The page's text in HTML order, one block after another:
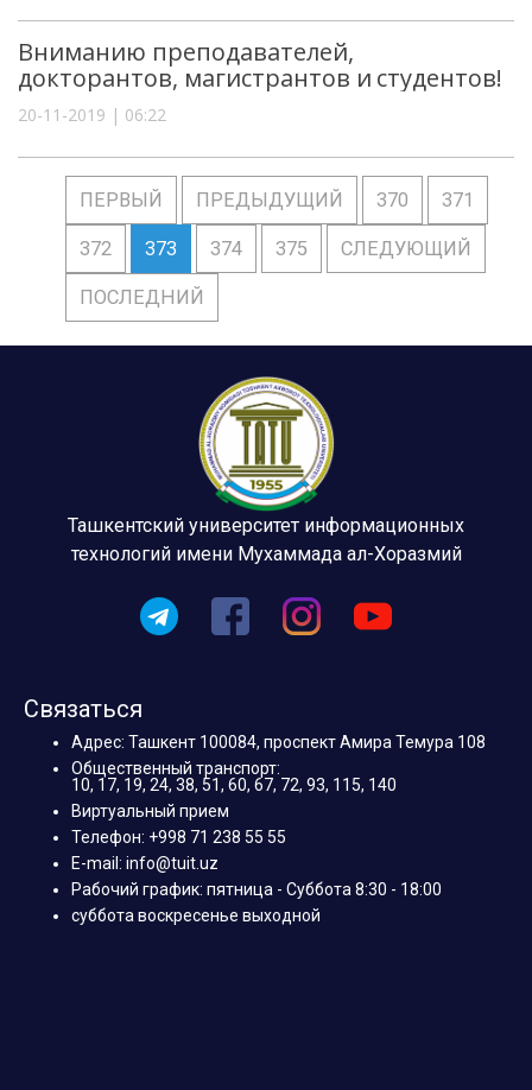
Вниманию преподавателей,
докторантов, магистрантов и студентов!
20-11-2019 | 06:22
ПЕРВЫЙ ПРЕДЫДУЩИЙ 370 371
372 373 374 375 СЛЕДУЮЩИЙ
ПОСЛЕДНИЙ
Ташкентский университет информационных
технологий имени Мухаммада ал-Хоразмий
Связаться
Адрес: Ташкент 100084, проспект Амира Темура 108
Общественный транспорт:
10, 17, 19, 24, 38, 51, 60, 67, 72, 93, 115, 140
Виртуальный прием
Телефон: +998 71 238 55 55
E-mail: info@tuit.uz
Рабочий график: пятница - Суббота 8:30 - 18:00
суббота воскресенье выходной